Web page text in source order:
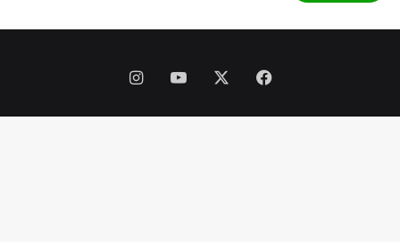
Facebook
YouTube